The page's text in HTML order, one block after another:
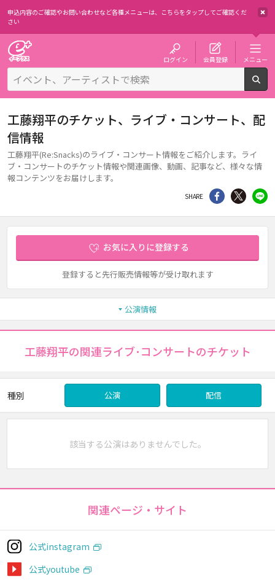
申込内容のご確認やお問い合わせなど各種メニューは、 こちらをタップしてご確認くだ
さい
ログイン 会員登録 メニュー
工藤翔平のチケット、ライブ・コンサート、配
信情報
工藤翔平(Re:Snacks)のライブ・コンサート情報をご紹介します。ライ
ブ・コンサートのチケット情報や関連画像、動画、記事など、様々な情
報コンテンツをお届けします。
SHARE シェア Twitter
お気に入りに登録する
登録すると先行販売情報等が受け取れます
公演情報
工藤翔平の関連ライブ･コンサートのチケット
種別 公演 配信
該当する公演はありませんでした。
関連ページ・サイト
公式instagram
公式youtube